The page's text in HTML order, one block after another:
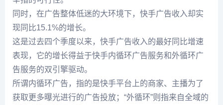
同时，在广告整体低迷的大环境下，快手广告收入却实
现同比15.1%的增长。
这是过去四个季度以来，快手广告收入的最好同比增速
表现，它的增长得益于快手内循环广告服务和外循环广
告服务的双引擎驱动。
所谓内循环广告，指的是快手平台上的商家、主播为了
获取更多曝光进行的广告投放；“外循环”则指来自全域的